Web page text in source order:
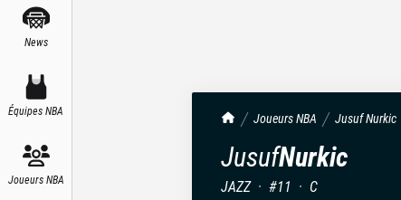
News
Équipes NBA
Joueurs NBA
TrashTalk Actu NBA
Joueurs NBA JusufNurkic
JusufNurkic
JAZZ · #11 · C